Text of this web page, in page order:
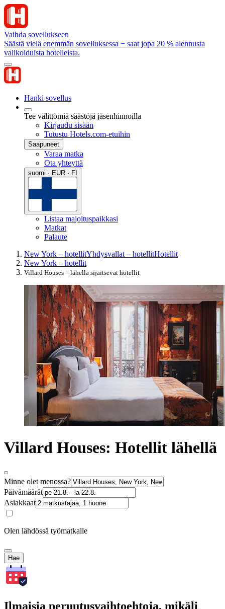
Vaihda sovellukseen
Säästä vielä enemmän sovelluksessa − saat jopa 20 % alennusta
valikoiduista hotelleista.
Hanki sovellus
Tee välittömiä säästöjä jäsenhinnoilla
Kirjaudu sisään
Tutustu Hotels.com-etuihin
Saapuneet
Varaa matka
Ota yhteyttä
suomi · EUR · FI
Listaa majoituspaikkasi
Matkat
Palaute
New York – hotellitYhdysvallat – hotellitHotellit
New York – hotellit
Villard Houses – lähellä sijaitsevat hotellit
Villard Houses: Hotellit lähellä
Minne olet menossa?
Päivämäärät
Asiakkaat
Olen lähdössä työmatkalle
Hae
Ilmaisia peruutusvaihtoehtoja, mikäli